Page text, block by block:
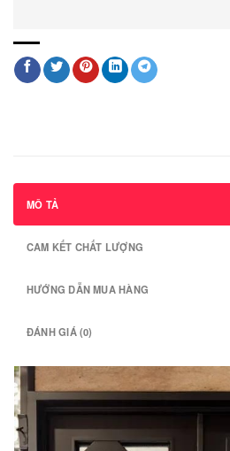
MÔ TẢ
CAM KẾT CHẤT LƯỢNG
HƯỚNG DẪN MUA HÀNG
ĐÁNH GIÁ (0)